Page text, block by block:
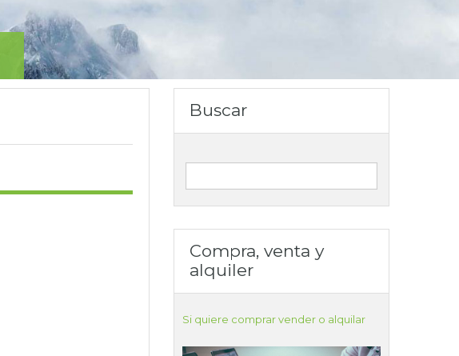
Buscar
Compra, venta y
alquiler
Si quiere comprar vender o alquilar